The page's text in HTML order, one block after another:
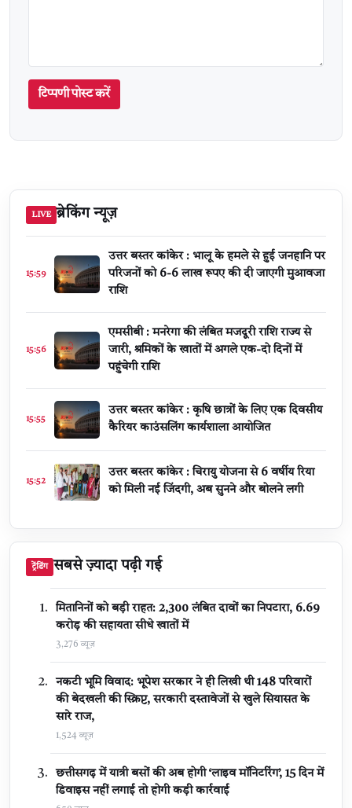
टिप्पणी पोस्ट करें
LIVE ब्रेकिंग न्यूज़
15:59
उत्तर बस्तर कांकेर : भालू के हमले से हुई जनहानि पर
परिजनों को 6-6 लाख रूपए की दी जाएगी मुआवजा
राशि
15:56
एमसीबी : मनरेगा की लंबित मजदूरी राशि राज्य से
जारी, श्रमिकों के खातों में अगले एक-दो दिनों में
पहुंचेगी राशि
15:55
उत्तर बस्तर कांकेर : कृषि छात्रों के लिए एक दिवसीय
कैरियर काउंसलिंग कार्यशाला आयोजित
15:52
उत्तर बस्तर कांकेर : चिरायु योजना से 6 वर्षीय रिया
को मिली नई जिंदगी, अब सुनने और बोलने लगी
ट्रेंडिंग सबसे ज़्यादा पढ़ी गई
मितानिनों को बड़ी राहत: 2,300 लंबित दावों का निपटारा, ₹6.69
करोड़ की सहायता सीधे खातों में
3,276 व्यूज़
नकटी भूमि विवाद: भूपेश सरकार ने ही लिखी थी 148 परिवारों
की बेदखली की स्क्रिप्ट, सरकारी दस्तावेजों से खुले सियासत के
सारे राज,
1,524 व्यूज़
छत्तीसगढ़ में यात्री बसों की अब होगी ‘लाइव मॉनिटरिंग’, 15 दिन में
डिवाइस नहीं लगाई तो होगी कड़ी कार्रवाई